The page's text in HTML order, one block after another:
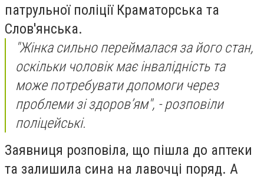
патрульної поліції Краматорська та
Слов'янська.
"Жінка сильно переймалася за його стан,
оскільки чоловік має інвалідність та
може потребувати допомоги через
проблеми зі здоровʼям", - розповіли
поліцейські.
Заявниця розповіла, що пішла до аптеки
та залишила сина на лавочці поряд. А